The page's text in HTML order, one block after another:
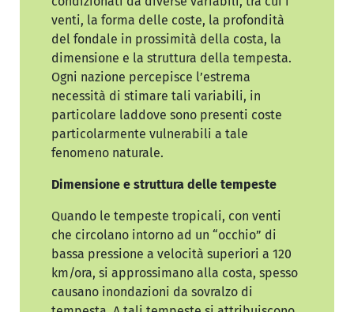
venti, la forma delle coste, la profondità
del fondale in prossimità della costa, la
dimensione e la struttura della tempesta.
Ogni nazione percepisce l’estrema
necessità di stimare tali variabili, in
particolare laddove sono presenti coste
particolarmente vulnerabili a tale
fenomeno naturale.
Dimensione e struttura delle tempeste
Quando le tempeste tropicali, con venti
che circolano intorno ad un “occhio” di
bassa pressione a velocità superiori a 120
km/ora, si approssimano alla costa, spesso
causano inondazioni da sovralzo di